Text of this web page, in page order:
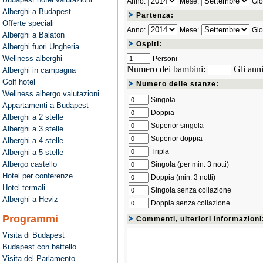
Alberghi a Budapest
Offerte speciali
Alberghi a Balaton
Alberghi fuori Ungheria
Wellness alberghi
Alberghi in campagna
Golf hotel
Wellness albergo valutazioni
Appartamenti a Budapest
Alberghi a 2 stelle
Alberghi a 3 stelle
Alberghi a 4 stelle
Alberghi a 5 stelle
Albergo castello
Hotel per conferenze
Hotel termali
Alberghi a Heviz
Programmi
Visita di Budapest
Budapest con battello
Visita del Parlamento
Partenza:
Anno:
Mese:
Ospiti:
Personi
Numero dei bambini: Gli
Numero delle stanze:
Singola
Doppia
Superior singola
Superior doppia
Tripla
Singola (per min. 3 notti)
Doppia (min. 3 notti)
Singola senza collazione
Doppia senza collazione
Commenti, ulteriori informazioni: